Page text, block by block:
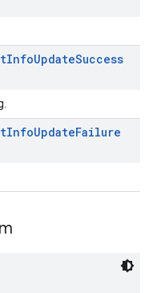
InfoUpdateSuccess
InfoUpdateFailure